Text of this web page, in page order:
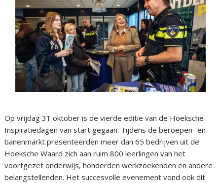
Op vrijdag 31 oktober is de vierde editie van de Hoeksche
Inspiratiedagen van start gegaan. Tijdens de beroepen- en
banenmarkt presenteerden meer dan 65 bedrijven uit de
Hoeksche Waard zich aan ruim 800 leerlingen van het
voortgezet onderwijs, honderden werkzoekenden en andere
belangstellenden. Het succesvolle evenement vond ook dit